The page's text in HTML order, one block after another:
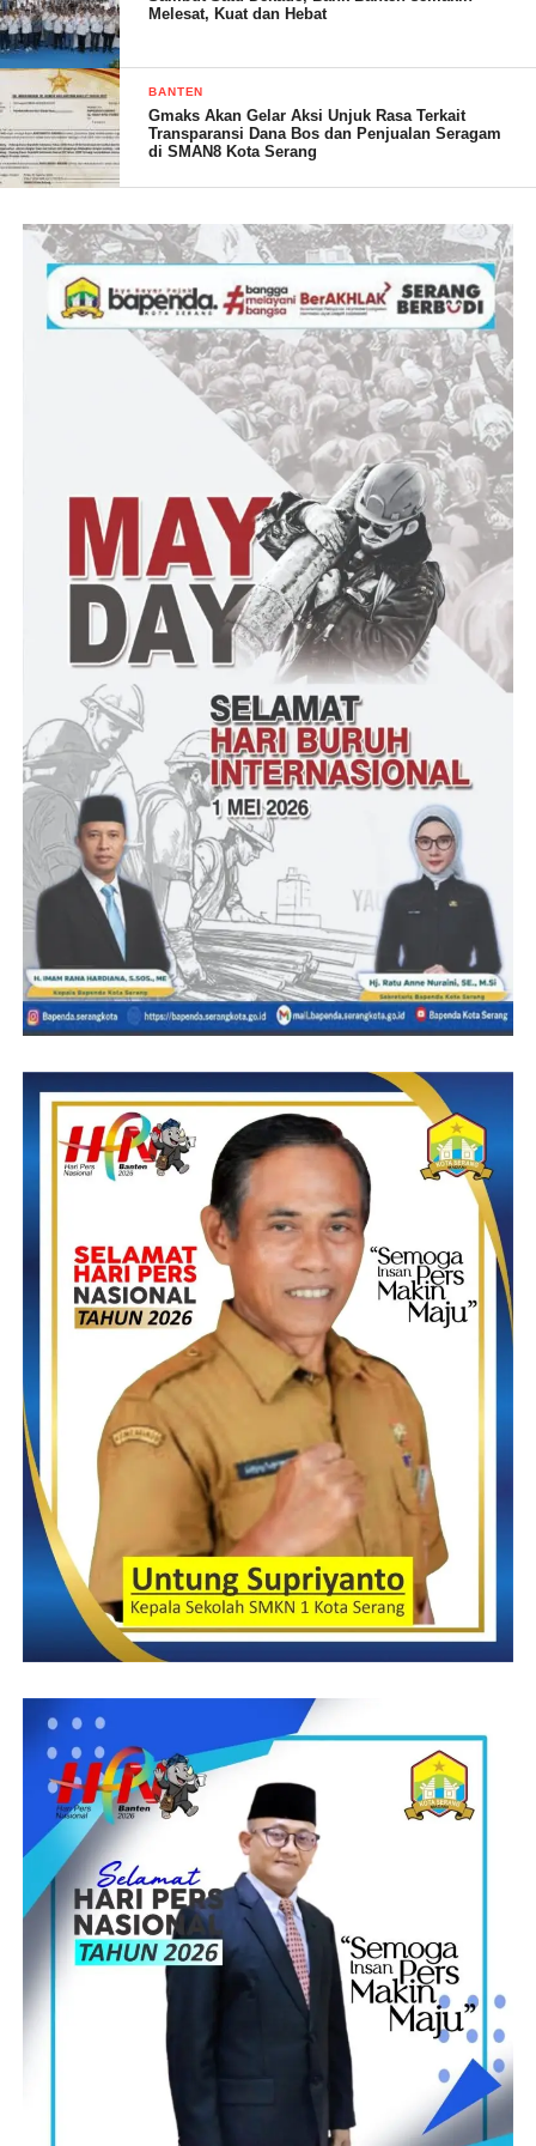
hadir dan membantu kami dalam menyelesaikan hitungan suara
di Rapat pleno PPK kecamatan Cinangka juga kami ucapkan
terimakasih kepada seluruh jajaran aparatur Polsek Koramil
cinangka yang sudah mengamankan pelaksanaan rapat pleno,”
Tukasnya.
(YEN/RG)
17
Melesat, Kuat dan Hebat
BANTEN
Gmaks Akan Gelar Aksi Unjuk Rasa Terkait
Transparansi Dana Bos dan Penjualan Seragam
di SMAN8 Kota Serang